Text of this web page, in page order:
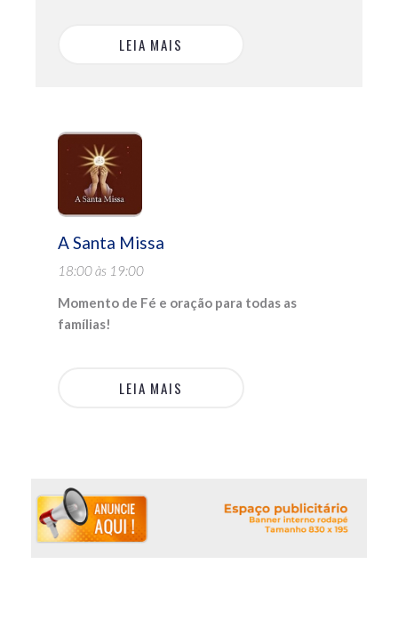
LEIA MAIS
A Santa Missa
18:00 às 19:00
Momento de Fé e oração para todas as
famílias!
LEIA MAIS